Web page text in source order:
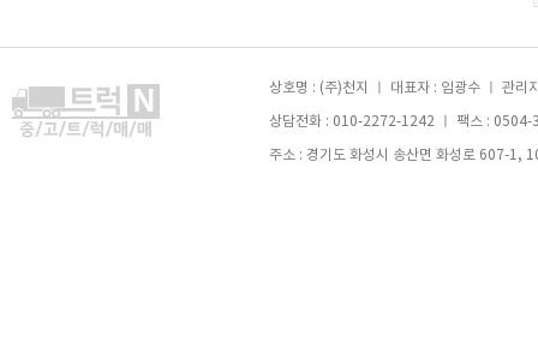
상호명 : (주)천지 ㅣ 대표자 : 임광수 ㅣ 관
상담전화 : 010-2272-1242 ㅣ 팩스 :
주소 : 경기도 화성시 송산면 화성로 607-